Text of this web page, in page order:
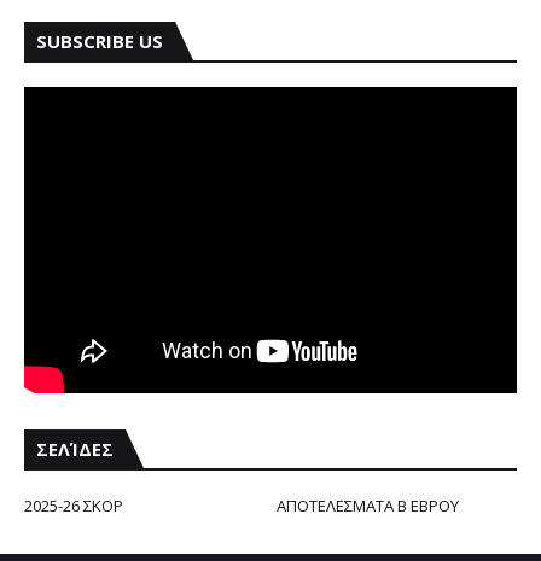
SUBSCRIBE US
ΣΕΛΊΔΕΣ
2025-26 ΣΚΟΡ ΑΠΟΤΕΛΕΣΜΑΤΑ Β ΕΒΡΟΥ